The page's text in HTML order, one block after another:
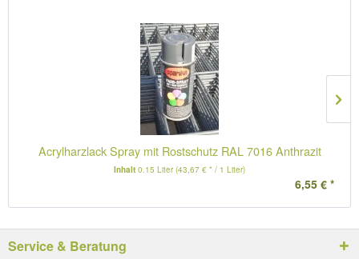
Acrylharzlack Spray mit Rostschutz RAL 7016 Anthrazit
Inhalt 0.15 Liter(43,67 € * / 1 Liter)
6,55 € *
Service & Beratung